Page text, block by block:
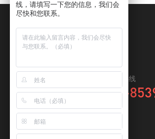
全国咨询热线
0769-
线，请填写一下您的信息，我们会
尽快和您联系。